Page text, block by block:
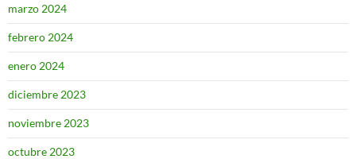
marzo 2024
febrero 2024
enero 2024
diciembre 2023
noviembre 2023
octubre 2023